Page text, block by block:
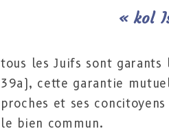
« kol
tous les Juifs sont garants
39a), cette garantie
proches et ses
le bien commun.